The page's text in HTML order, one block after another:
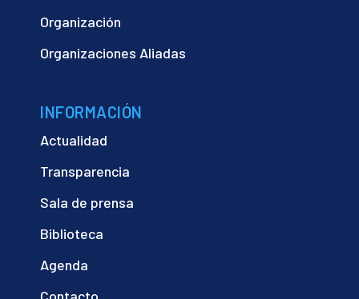
Organización
Organizaciones Aliadas
INFORMACIÓN
Actualidad
Transparencia
Sala de prensa
Biblioteca
Agenda